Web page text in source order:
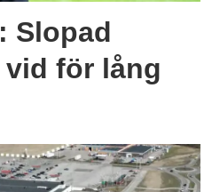
Slopad
för lång